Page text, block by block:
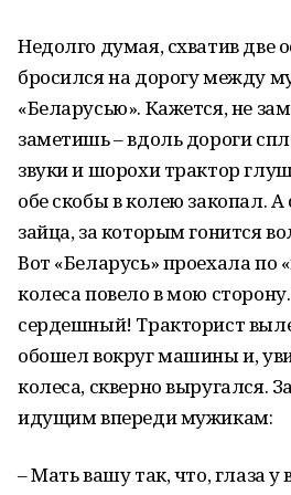
Недолго думая, схватив две
бросился на дорогу между
«Беларусью». Кажется, не
заметишь – вдоль дороги
звуки и шорохи трактор
обе скобы в колею закопал.
зайца, за которым гонится
Вот «Беларусь» проехала
колеса повело в мою
сердешный! Тракторист
обошел вокруг машины и,
колеса, скверно выругался.
идущим впереди мужикам:
– Мать вашу так, что, глаза у